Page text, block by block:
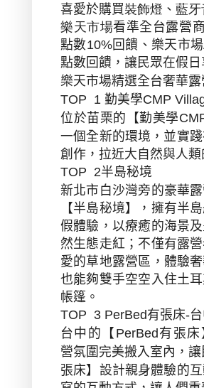
喜愛於購買裝飾燈 、 藍牙
樂天市場看準全台露營
點數10%回饋、樂天市場
點數回饋，讓民眾在假
樂天市場精選全台奢華
TOP 1 勤美學CMP
位於苗栗的【勤美學
一個全新的環境，並實
創作，拉近大自然與人類
TOP 2半島秘境
新北市白沙灣旁的豪華
【半島秘境】，擁有半
假體驗，以療癒的海景
然生態走紅；不僅有露
愛的草地露營區，體驗
也能夠雙手空空入住土
帳篷。
TOP 3 PerBed有張床-
台中的【 PerBed有張
營氛圍完美搬入室內，
張床】設計親身體驗的